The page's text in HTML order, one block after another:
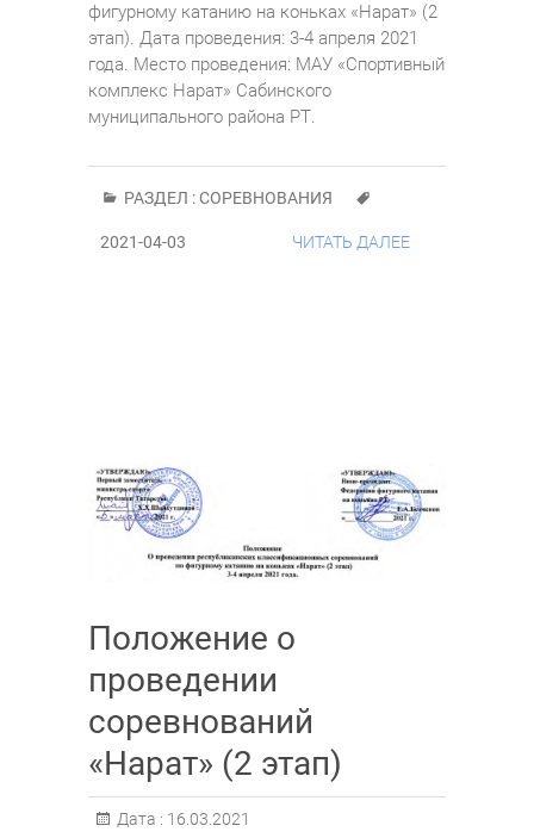
фигурному катанию на коньках «Нарат» (2
этап). Дата проведения: 3-4 апреля 2021
года. Место проведения: МАУ «Спортивный
комплекс Нарат» Сабинского
муниципального района РТ.
РАЗДЕЛ :СОРЕВНОВАНИЯ
2021-04-03 ЧИТАТЬ ДАЛЕЕ
Положение о
проведении
соревнований
«Нарат» (2 этап)
Дата : 16.03.2021